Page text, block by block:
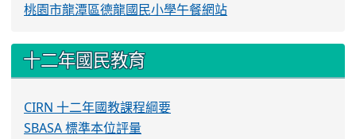
桃園市龍潭區德龍國民小學午餐網站
十二年國民教育
CIRN 十二年國教課程綱要
SBASA 標準本位評量